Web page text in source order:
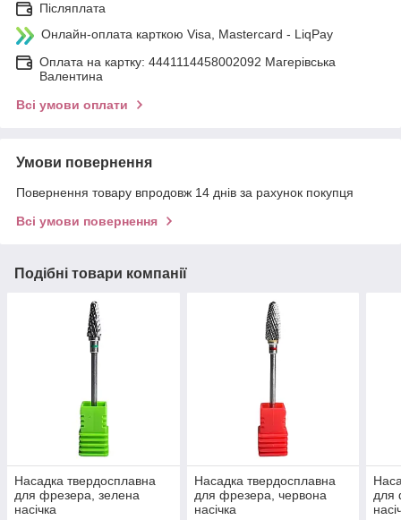
Післяплата
Онлайн-оплата карткою Visa, Mastercard - LiqPay
Оплата на картку: 4441114458002092 Магерівська
Валентина
Всі умови оплати
Умови повернення
Повернення товару впродовж 14 днів за рахунок покупця
Всі умови повернення
Подібні товари компанії
Насадка твердосплавна
для фрезера, зелена
насічка
Насадка твердосплавна
для фрезера, червона
насічка
для